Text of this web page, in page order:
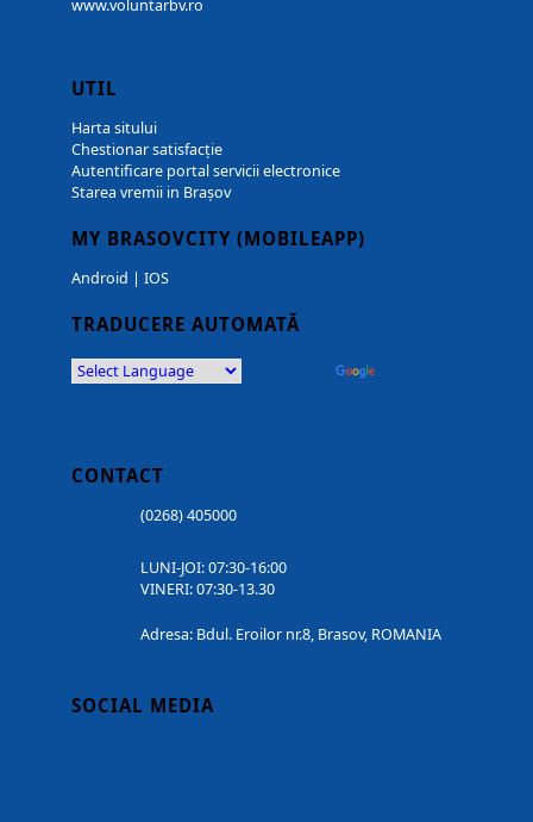
www.voluntarbv.ro
UTIL
Harta sitului
Chestionar satisfacție
Autentificare portal servicii electronice
Starea vremii in Brașov
MY BRASOVCITY (MOBILEAPP)
Android | IOS
TRADUCERE AUTOMATĂ
CONTACT
(0268) 405000
LUNI-JOI: 07:30-16:00
VINERI: 07:30-13.30
Adresa: Bdul. Eroilor nr.8, Brasov, ROMANIA
SOCIAL MEDIA